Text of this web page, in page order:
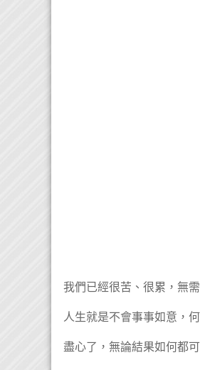
我們已經很苦、很累，無
人生就是不會事事如意，
盡心了，無論結果如何都可